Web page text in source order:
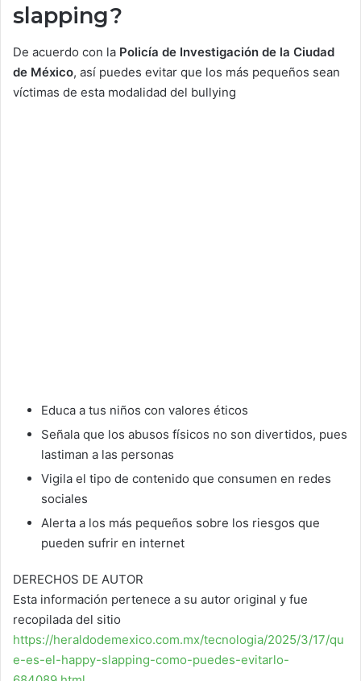
slapping?
De acuerdo con la Policía de Investigación de la Ciudad
de México, así puedes evitar que los más pequeños sean
víctimas de esta modalidad del bullying
Educa a tus niños con valores éticos
Señala que los abusos físicos no son divertidos, pues
lastiman a las personas
Vigila el tipo de contenido que consumen en redes
sociales
Alerta a los más pequeños sobre los riesgos que
pueden sufrir en internet
DERECHOS DE AUTOR
Esta información pertenece a su autor original y fue
recopilada del sitio
https://heraldodemexico.com.mx/tecnologia/2025/3/17/qu
e-es-el-happy-slapping-como-puedes-evitarlo-